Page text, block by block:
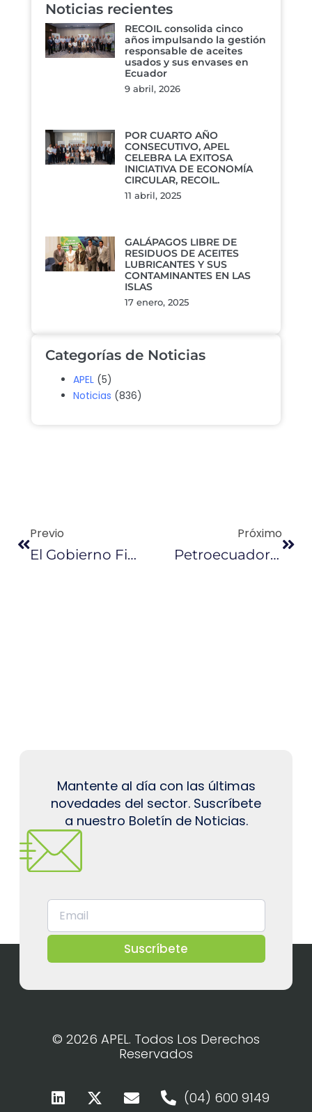
Noticias recientes
RECOIL consolida cinco
años impulsando la gestión
responsable de aceites
usados y sus envases en
Ecuador
9 abril, 2026
POR CUARTO AÑO
CONSECUTIVO, APEL
CELEBRA LA EXITOSA
INICIATIVA DE ECONOMÍA
CIRCULAR, RECOIL.
11 abril, 2025
GALÁPAGOS LIBRE DE
RESIDUOS DE ACEITES
LUBRICANTES Y SUS
CONTAMINANTES EN LAS
ISLAS
17 enero, 2025
Categorías de Noticias
APEL (5)
Noticias (836)
Previo
El Gobierno Firmó Contratos Para Reactivar Pozos Cerrados
Próximo
Petroecuador Saca 2,88 Millones De Barriles De Crudo En Venta Inmediata
Mantente al día con las últimas
novedades del sector. Suscríbete
a nuestro Boletín de Noticias.
Suscríbete
© 2026 APEL. Todos Los Derechos
Reservados
(04) 600 9149